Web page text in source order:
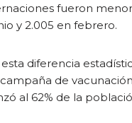
fueron
y 2.005 en febrero.
diferencia
de
al 62% de la